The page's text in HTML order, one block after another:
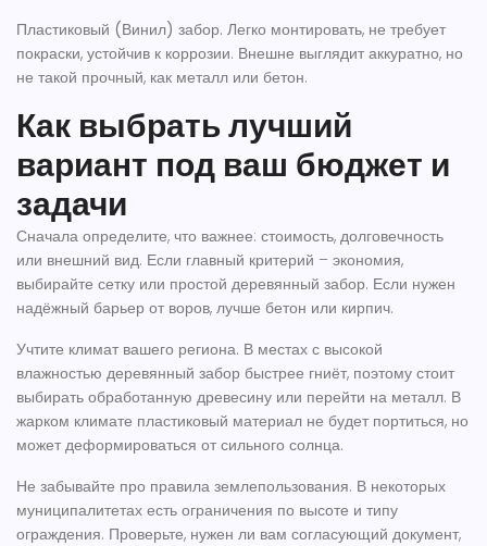
Пластиковый (Винил) забор. Легко монтировать, не требует
покраски, устойчив к коррозии. Внешне выглядит аккуратно, но
не такой прочный, как металл или бетон.
Как выбрать лучший
вариант под ваш бюджет и
задачи
Сначала определите, что важнее: стоимость, долговечность
или внешний вид. Если главный критерий – экономия,
выбирайте сетку или простой деревянный забор. Если нужен
надёжный барьер от воров, лучше бетон или кирпич.
Учтите климат вашего региона. В местах с высокой
влажностью деревянный забор быстрее гниёт, поэтому стоит
выбирать обработанную древесину или перейти на металл. В
жарком климате пластиковый материал не будет портиться, но
может деформироваться от сильного солнца.
Не забывайте про правила землепользования. В некоторых
муниципалитетах есть ограничения по высоте и типу
ограждения. Проверьте, нужен ли вам согласующий документ,